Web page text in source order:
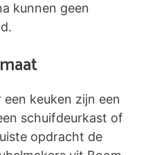
kunnen geen
keuken zijn een
schuifdeurkast of
opdracht de